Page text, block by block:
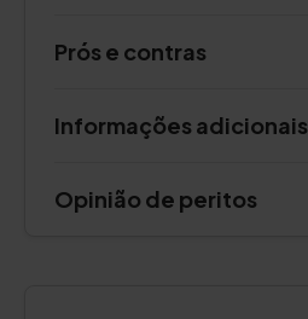
Prós e contras
Informações adicionais
Opinião de peritos